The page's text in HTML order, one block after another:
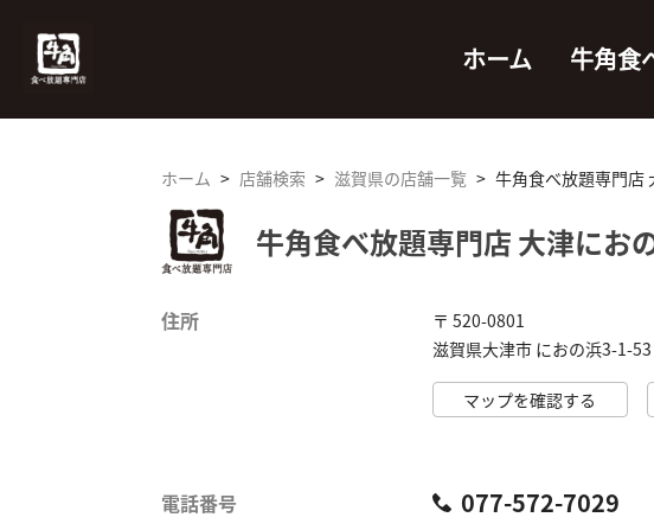
ホーム 牛角食
ホーム > 店舗検索 > 滋賀県の店舗一覧 > 牛角食べ放題専門店
牛角食べ放題専門店 大津にお
住所
〒 520-0801
滋賀県大津市 におの浜3-1-53
マップを確認する
電話番号 077-572-7029